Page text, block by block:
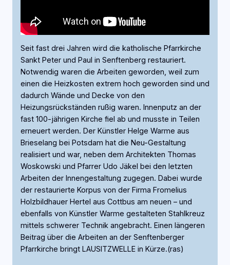
Seit fast drei Jahren wird die katholische Pfarrkirche
Sankt Peter und Paul in Senftenberg restauriert.
Notwendig waren die Arbeiten geworden, weil zum
einen die Heizkosten extrem hoch geworden sind und
dadurch Wände und Decke von den
Heizungsrückständen rußig waren. Innenputz an der
fast 100-jährigen Kirche fiel ab und musste in Teilen
erneuert werden. Der Künstler Helge Warme aus
Brieselang bei Potsdam hat die Neu-Gestaltung
realisiert und war, neben dem Architekten Thomas
Woskowski und Pfarrer Udo Jäkel bei den letzten
Arbeiten der Innengestaltung zugegen. Dabei wurde
der restaurierte Korpus von der Firma Fromelius
Holzbildhauer Hertel aus Cottbus am neuen – und
ebenfalls von Künstler Warme gestalteten Stahlkreuz
mittels schwerer Technik angebracht. Einen längeren
Beitrag über die Arbeiten an der Senftenberger
Pfarrkirche bringt LAUSITZWELLE in Kürze.(ras)